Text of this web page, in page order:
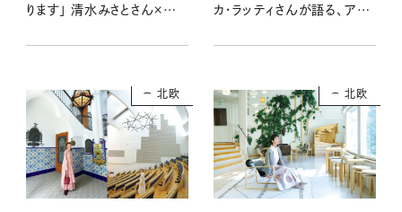
ります」 清水みさとさん×サウ
なさん対談vol.1
カ・ラッティさんが語る、アキ・
ド・カルッキラ
北欧 北欧